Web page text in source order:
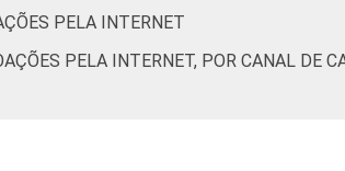
18
PELA INTERNET
PELA INTERNET, POR CANAL DE